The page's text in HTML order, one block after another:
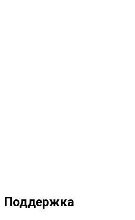
Поддержка